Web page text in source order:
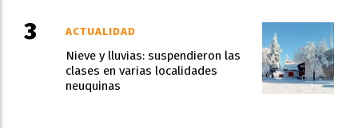
Nieve y lluvias: suspendieron las
clases en varias localidades
neuquinas
ACTUALIDAD